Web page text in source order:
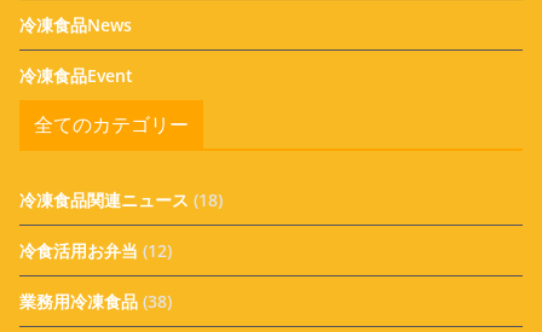
冷凍食品News
冷凍食品Event
全てのカテゴリー
冷凍食品関連ニュース (18)
冷食活用お弁当 (12)
業務用冷凍食品 (38)